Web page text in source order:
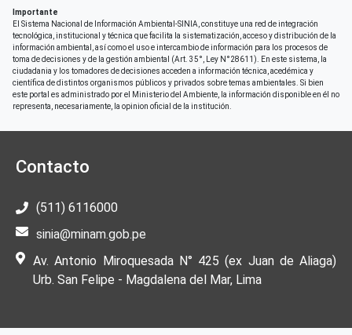
Importante
El Sistema Nacional de Información Ambiental-SINIA, constituye una red de integración
tecnológica, institucional y técnica que facilita la sistematización, acceso y distribución de la
información ambiental, así como el uso e intercambio de información para los procesos de
toma de decisiones y de la gestión ambiental (Art. 35°, Ley N°28611). En este sistema, la
ciudadania y los tomadores de decisiones acceden a información técnica, acedémica y
científica de distintos organismos públicos y privados sobre temas ambientales. Si bien
este portal es administrado por el Ministerio del Ambiente, la información disponible en él no
representa, necesariamente, la opinion oficial de la institución.
Contacto
(511) 6116000
sinia@minam.gob.pe
Av. Antonio Miroquesada N° 425 (ex Juan de Aliaga)
Urb. San Felipe - Magdalena del Mar, Lima